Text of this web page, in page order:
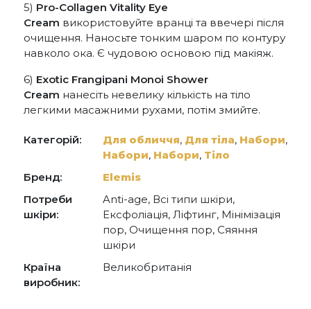
5) Pro-Collagen Vitality Eye
Cream використовуйте вранці та ввечері після
очищення. Наносьте тонким шаром по контуру
навколо ока. Є чудовою основою під макіяж.
6) Exotic Frangipani Monoi Shower
Cream нанесіть невелику кількість на тіло
легкими масажними рухами, потім змийте.
Категорій: Для обличчя, Для тіла, Набори,
Набори, Набори, Тіло
Бренд:
Elemis
Потреби
шкіри:
Anti-age, Всі типи шкіри,
Ексфоліація, Ліфтинг, Мінімізація
пор, Очищення пор, Сяяння
шкіри
Країна
виробник:
Великобританія